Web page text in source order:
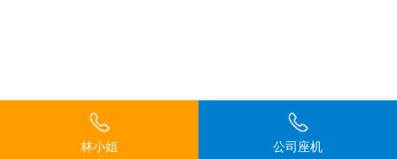
林小姐 公司座机